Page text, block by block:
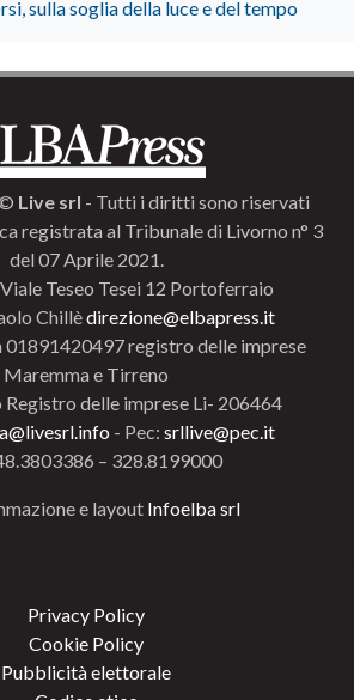
sulla soglia della luce e del tempo
Live srl - Tutti i diritti sono riservati
registrata al Tribunale di Livorno n° 3
del 07 Aprile 2021.
Teseo Tesei 12 Portoferraio
Chillèdirezione@elbapress.it
01891420497 registro delle imprese
Maremma e Tirreno
Registro delle imprese Li- 206464
- Pec: srllive@pec.it
– 328.8199000
e layout Infoelba srl
Privacy Policy
Cookie Policy
Pubblicità elettorale